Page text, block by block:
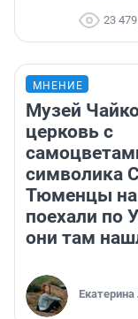
23 479
МНЕНИЕ
Музей
церковь с
символика
Тюменцы на
поехали по
они там